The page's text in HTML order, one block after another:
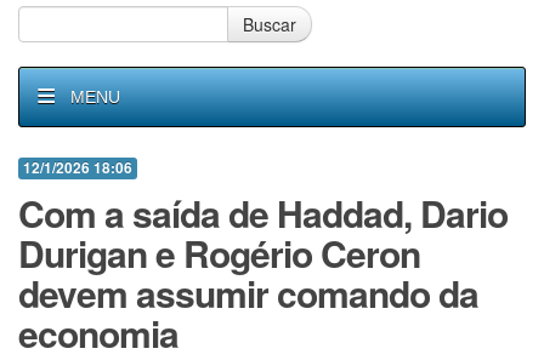
Buscar
MENU
12/1/2026 18:06
Com a saída de Haddad, Dario
Durigan e Rogério Ceron
devem assumir comando da
economia